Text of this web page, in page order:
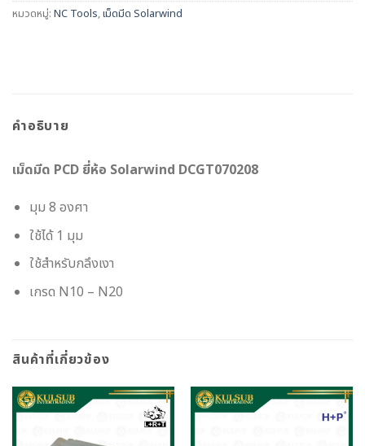
หมวดหมู่: NC Tools,เม็ดมีด Solarwind
คำอธิบาย
เม็ดมีด PCD ยี่ห้อ Solarwind DCGT070208
มุม 8 องศา
ใช้ได้ 1 มุม
ใช้สำหรับกลึงเงา
เกรด N10 – N20
สินค้าที่เกี่ยวข้อง